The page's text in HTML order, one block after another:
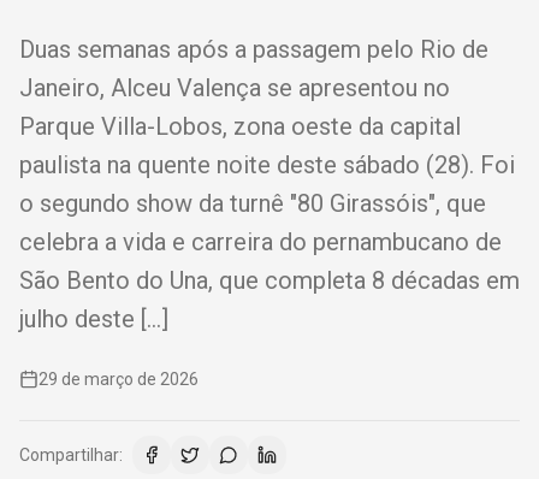
Duas semanas após a passagem pelo Rio de
Janeiro, Alceu Valença se apresentou no
Parque Villa-Lobos, zona oeste da capital
paulista na quente noite deste sábado (28). Foi
o segundo show da turnê "80 Girassóis", que
celebra a vida e carreira do pernambucano de
São Bento do Una, que completa 8 décadas em
julho deste […]
29 de março de 2026
Compartilhar: